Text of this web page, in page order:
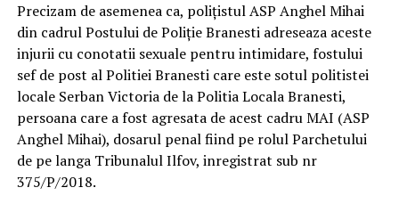
Precizam de asemenea ca, polițistul ASP Anghel Mihai
din cadrul Postului de Poliție Branesti adreseaza aceste
injurii cu conotatii sexuale pentru intimidare, fostului
sef de post al Politiei Branesti care este sotul politistei
locale Serban Victoria de la Politia Locala Branesti,
persoana care a fost agresata de acest cadru MAI (ASP
Anghel Mihai), dosarul penal fiind pe rolul Parchetului
de pe langa Tribunalul Ilfov, inregistrat sub nr
375/P/2018.